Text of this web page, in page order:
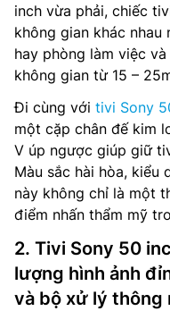
inch vừa phải, chiếc
không gian khác nhau
hay phòng làm việc
không gian từ 15 –
Đi cùng với tivi Sony
một cặp chân đế kim
V úp ngược giúp giữ
Màu sắc hài hòa, kiểu
này không chỉ là một
điểm nhấn thẩm mỹ
2. Tivi Sony 50
lượng hình ảnh
và bộ xử lý thông